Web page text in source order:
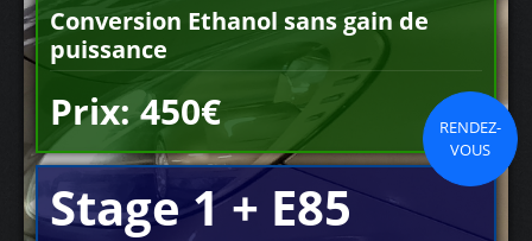
Conversion Ethanol sans gain de
puissance
Prix: 450€
RENDEZ-
VOUS
Stage 1 + E85